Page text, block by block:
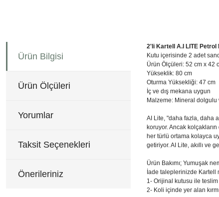
Ürün Bilgisi
Ürün Ölçüleri
Yorumlar
Taksit Seçenekleri
Önerileriniz
2'li Kartell A.I LITE Petrol
Kutu içerisinde 2 adet
Ürün Ölçüleri: 52 cm x 42
Yükseklik: 80 cm
Oturma Yüksekliği: 47 cm
İç ve dış mekana uygun
Malzeme: Mineral
AI Lite, "daha fazla, daha
koruyor. Ancak
her türlü ortama kolayca
getiriyor. AI Lite, akıllı ve
Ürün Bakımı; Yumuşak
İade taleplerinizde Kartell
1- Orijinal kutusu ile
2- Koli içinde yer alan